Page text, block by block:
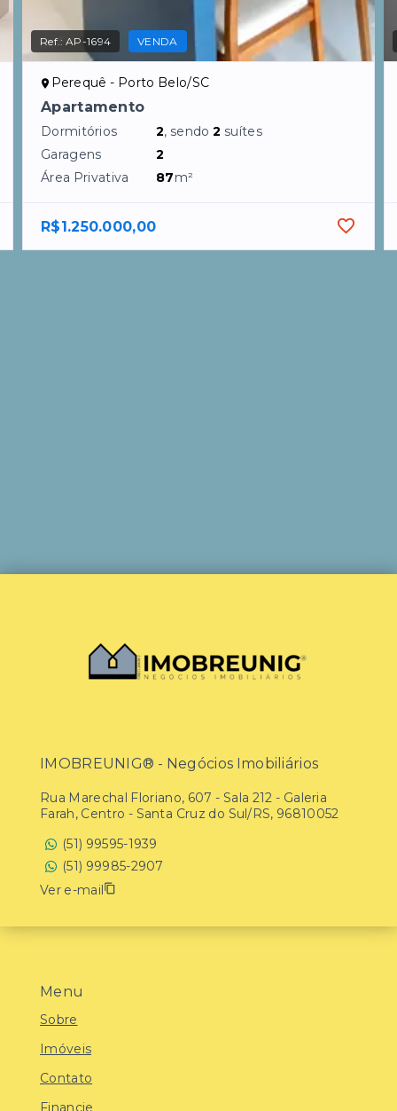
Ref.:AP-1694 VENDA
Perequê - Porto Belo/SC
Apartamento
Dormitórios 2, sendo2 suítes
Garagens
2
Área Privativa
87m²
R$1.250.000,00
Menu
Sobre
Imóveis
Contato
Financie
IMOBREUNIG® - Negócios Imobiliários
Rua Marechal Floriano, 607 - Sala 212 - Galeria
Farah, Centro - Santa Cruz do Sul/RS, 96810052
(51) 99595-1939
(51) 99985-2907
Ver e-mail